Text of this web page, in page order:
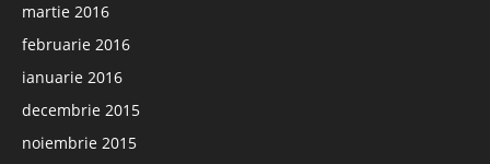
martie 2016
februarie 2016
ianuarie 2016
decembrie 2015
noiembrie 2015